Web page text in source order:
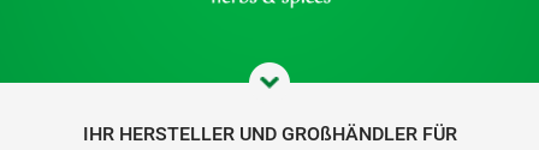
IHR HERSTELLER UND GROßHÄNDLER FÜR